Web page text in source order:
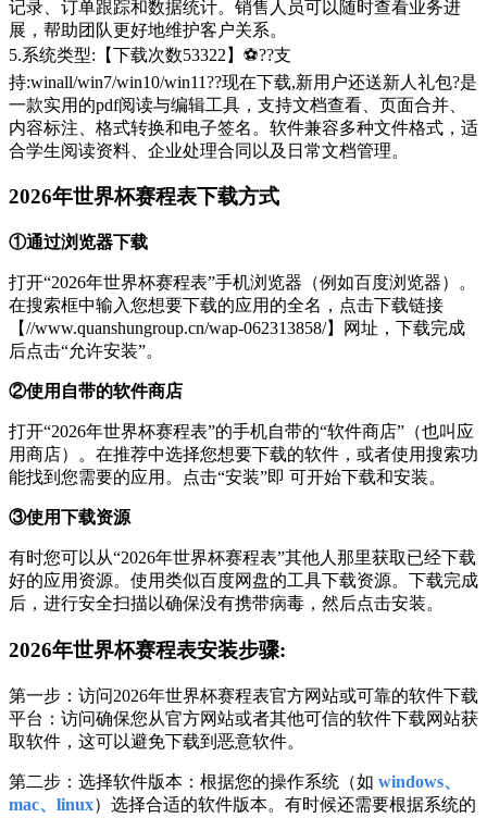
记录、订单跟踪和数据统计。销售人员可以随时查看业务进
展，帮助团队更好地维护客户关系。
5.系统类型:【下载次数53322】⚽??支
持:winall/win7/win10/win11??现在下载,新用户还送新人礼包?是
一款实用的pdf阅读与编辑工具，支持文档查看、页面合并、
内容标注、格式转换和电子签名。软件兼容多种文件格式，适
合学生阅读资料、企业处理合同以及日常文档管理。
2026年世界杯赛程表下载方式
①通过浏览器下载
打开“2026年世界杯赛程表”手机浏览器（例如百度浏览器）。
在搜索框中输入您想要下载的应用的全名，点击下载链接
【//www.quanshungroup.cn/wap-062313858/】网址，下载完成
后点击“允许安装”。
②使用自带的软件商店
打开“2026年世界杯赛程表”的手机自带的“软件商店”（也叫应
用商店）。在推荐中选择您想要下载的软件，或者使用搜索功
能找到您需要的应用。点击“安装”即 可开始下载和安装。
③使用下载资源
有时您可以从“2026年世界杯赛程表”其他人那里获取已经下载
好的应用资源。使用类似百度网盘的工具下载资源。下载完成
后，进行安全扫描以确保没有携带病毒，然后点击安装。
2026年世界杯赛程表安装步骤:
第一步：访问2026年世界杯赛程表官方网站或可靠的软件下载
平台：访问确保您从官方网站或者其他可信的软件下载网站获
取软件，这可以避免下载到恶意软件。
第二步：选择软件版本：根据您的操作系统（如 windows、
mac、linux）选择合适的软件版本。有时候还需要根据系统的